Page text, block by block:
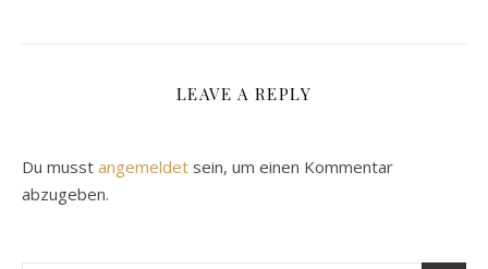
LEAVE A REPLY
Du musst angemeldet sein, um einen Kommentar
abzugeben.